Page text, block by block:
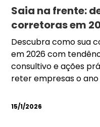
Saia na frente:
corretoras em
Descubra como sua
em 2026 com
consultivo e ações
reter empresas o ano
15/1/2026